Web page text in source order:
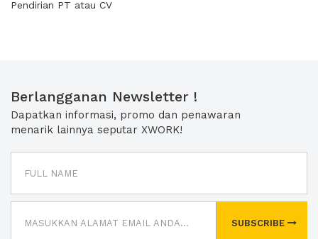
Pendirian PT atau CV
Berlangganan Newsletter !
Dapatkan informasi, promo dan penawaran
menarik lainnya seputar XWORK!
SUBSCRIBE